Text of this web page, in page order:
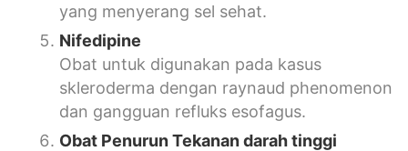
yang menyerang sel sehat.
Nifedipine
Obat untuk digunakan pada kasus
skleroderma dengan raynaud phenomenon
dan gangguan refluks esofagus.
Obat Penurun Tekanan darah tinggi